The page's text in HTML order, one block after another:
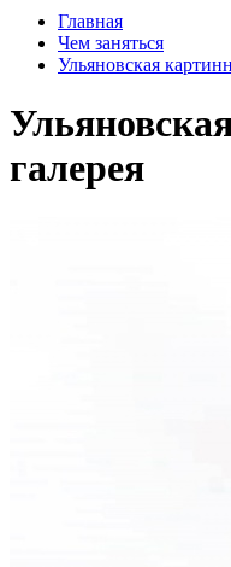
Главная
Чем заняться
Ульяновская
галерея